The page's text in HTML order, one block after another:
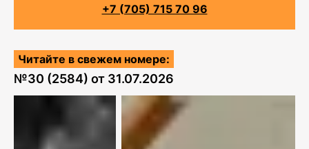
+7 (705) 715 70 96
Читайте в свежем номере:
№30 (2584) от 31.07.2026